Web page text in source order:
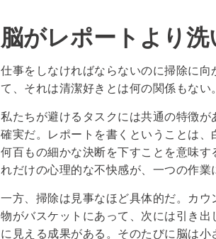
脳がレポートより
仕事をしなければならないのに掃除に
て、それは清潔好きとは何の関係もない。
私たちが避けるタスクには共通の特徴
確実だ。レポートを書くということは
何百もの細かな決断を下すことを意味
れだけの心理的な不快感が、一つの作業
一方、掃除は見事なほど具体的だ。カ
物がバスケットにあって、次には引き
に見える成果がある。そのたびに脳は